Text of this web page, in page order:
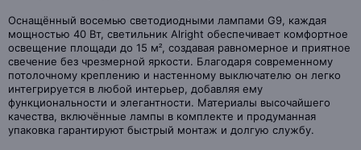
Оснащённый восемью светодиодными лампами G9, каждая
мощностью 40 Вт, светильник Alright обеспечивает комфортное
освещение площади до 15 м², создавая равномерное и приятное
свечение без чрезмерной яркости. Благодаря современному
потолочному креплению и настенному выключателю он легко
интегрируется в любой интерьер, добавляя ему
функциональности и элегантности. Материалы высочайшего
качества, включённые лампы в комплекте и продуманная
упаковка гарантируют быстрый монтаж и долгую службу.